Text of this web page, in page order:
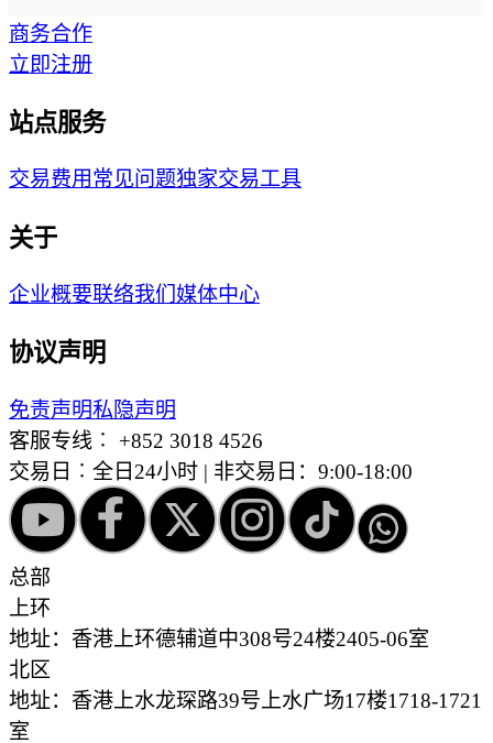
商务合作
立即注册
站点服务
交易费用常见问题独家交易工具
关于
企业概要联络我们 媒体中心
协议声明
免责声明私隐声明
客服专线︰ +852 3018 4526
交易日︰全日24小时 | 非交易日：9:00-18:00
总部
上环
地址：香港上环德辅道中308号24楼2405-06室
北区
地址：香港上水龙琛路39号上水广场17楼1718-1721
室